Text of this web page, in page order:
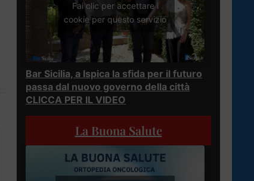
Fai clic per accettare i
cookie per questo servizio
Bar Sicilia, a Ispica la sfida per il futuro
passa dal nuovo governo della città
CLICCA PER IL VIDEO
La Buona Salute